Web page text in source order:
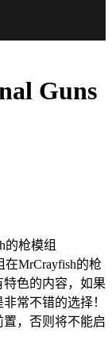
Guns
的枪模组
在MrCrayfish的枪
色的内容，如果
常不错的选择！
，否则将不能启